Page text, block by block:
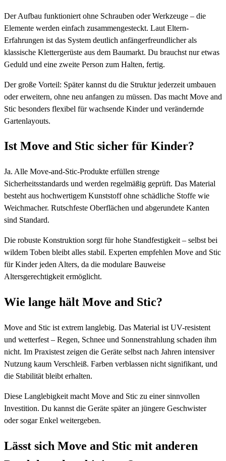
Der Aufbau funktioniert ohne Schrauben oder Werkzeuge – die
Elemente werden einfach zusammengesteckt. Laut Eltern-
Erfahrungen ist das System deutlich anfängerfreundlicher als
klassische Klettergerüste aus dem Baumarkt. Du brauchst nur etwas
Geduld und eine zweite Person zum Halten, fertig.
Der große Vorteil: Später kannst du die Struktur jederzeit umbauen
oder erweitern, ohne neu anfangen zu müssen. Das macht Move and
Stic besonders flexibel für wachsende Kinder und verändernde
Gartenlayouts.
Ist Move and Stic sicher für Kinder?
Ja. Alle Move-and-Stic-Produkte erfüllen strenge
Sicherheitsstandards und werden regelmäßig geprüft. Das Material
besteht aus hochwertigem Kunststoff ohne schädliche Stoffe wie
Weichmacher. Rutschfeste Oberflächen und abgerundete Kanten
sind Standard.
Die robuste Konstruktion sorgt für hohe Standfestigkeit – selbst bei
wildem Toben bleibt alles stabil. Experten empfehlen Move and Stic
für Kinder jeden Alters, da die modulare Bauweise
Altersgerechtigkeit ermöglicht.
Wie lange hält Move and Stic?
Move and Stic ist extrem langlebig. Das Material ist UV-resistent
und wetterfest – Regen, Schnee und Sonnenstrahlung schaden ihm
nicht. Im Praxistest zeigen die Geräte selbst nach Jahren intensiver
Nutzung kaum Verschleiß. Farben verblassen nicht signifikant, und
die Stabilität bleibt erhalten.
Diese Langlebigkeit macht Move and Stic zu einer sinnvollen
Investition. Du kannst die Geräte später an jüngere Geschwister
oder sogar Enkel weitergeben.
Lässt sich Move and Stic mit anderen